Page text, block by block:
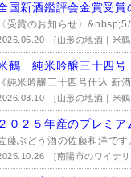
国新酒鑑評会金賞受賞
〈受賞のお知らせ〉
[山形の地酒｜米
鶴 純米吟醸三十四号
《純米吟醸三十四号仕込 新
[山形の地酒｜米
２０２５年産のプレミ
藤ぶどう酒の佐藤和洋で
[南陽市のワイナ